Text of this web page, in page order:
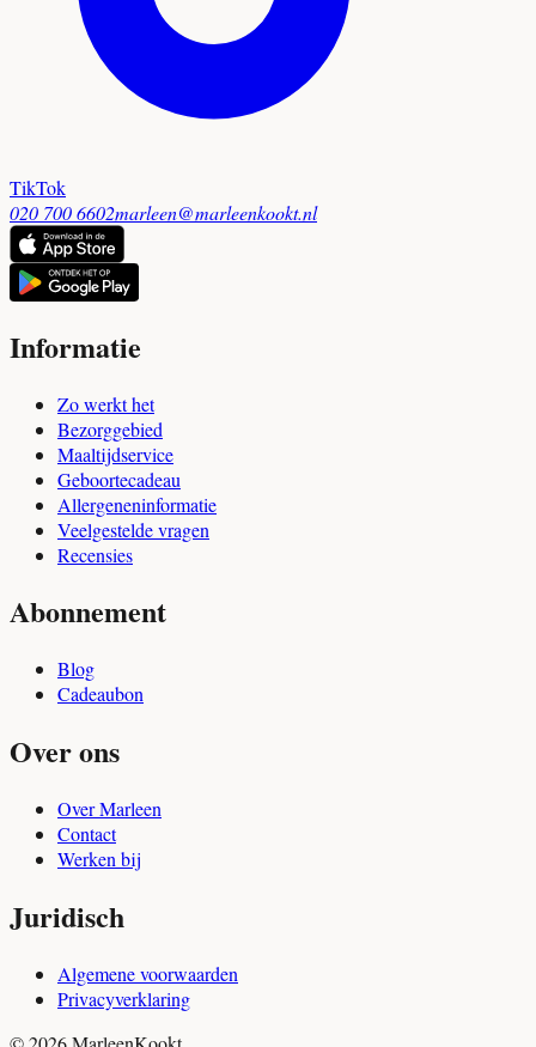
TikTok
020 700 6602marleen@marleenkookt.nl
Informatie
Zo werkt het
Bezorggebied
Maaltijdservice
Geboortecadeau
Allergeneninformatie
Veelgestelde vragen
Recensies
Abonnement
Blog
Cadeaubon
Over ons
Over Marleen
Contact
Werken bij
Juridisch
Algemene voorwaarden
Privacyverklaring